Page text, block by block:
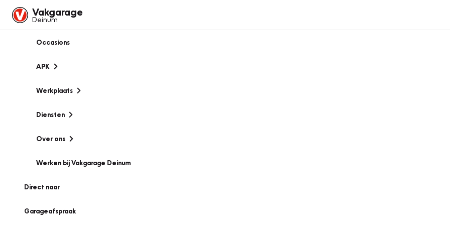
Vakgarage
Deinum
Occasions
APK
Werkplaats
Diensten
Over ons
Werken bij Vakgarage Deinum
Direct naar
Garageafspraak